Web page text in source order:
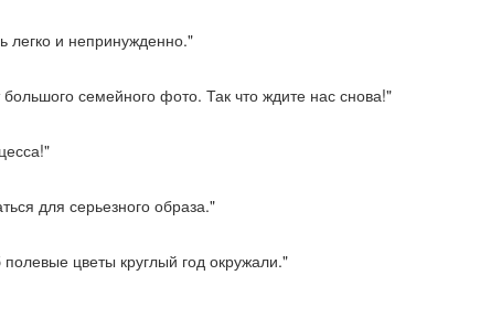
легко и непринужденно."
семейного фото. Так что ждите нас снова!"
для серьезного образа."
цветы круглый год окружали."